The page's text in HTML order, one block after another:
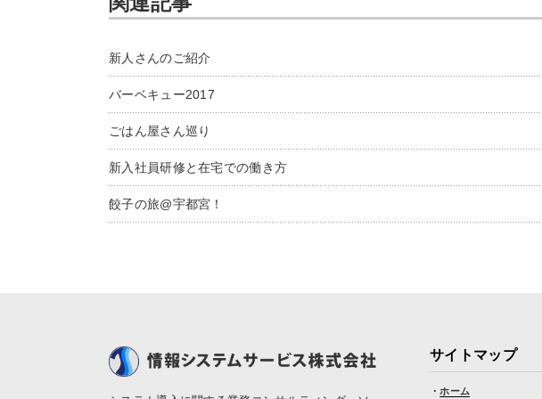
新人さんのご紹介
バーベキュー2017
ごはん屋さん巡り
新入社員研修と在宅での働き方
餃子の旅@宇都宮！
サイトマップ
・ ホーム